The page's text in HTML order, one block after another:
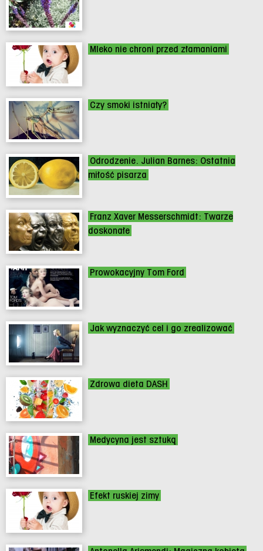
Mleko nie chroni przed złamaniami
Czy smoki istniały?
Odrodzenie. Julian Barnes: Ostatnia
miłość pisarza
Franz Xaver Messerschmidt: Twarze
doskonałe
Prowokacyjny Tom Ford
Jak wyznaczyć cel i go zrealizować
Zdrowa dieta DASH
Medycyna jest sztuką
Efekt ruskiej zimy